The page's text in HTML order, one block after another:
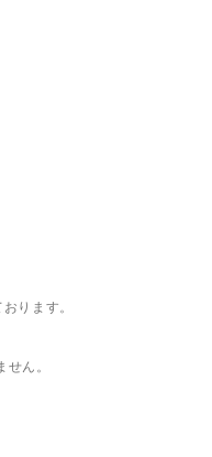
ります。
ん。